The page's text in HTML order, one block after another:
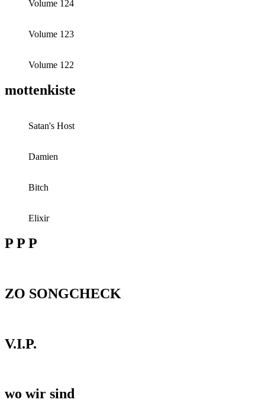
Volume 124
Volume 123
Volume 122
mottenkiste
Satan's Host
Damien
Bitch
Elixir
P P P
ZO SONGCHECK
V.I.P.
wo wir sind